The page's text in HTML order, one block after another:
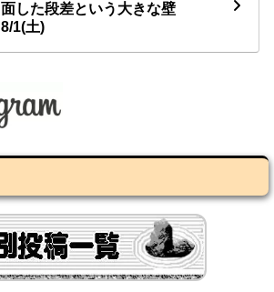
面した段差という大きな壁
8/1(土)